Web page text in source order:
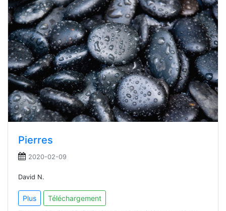
Pierres
2020-02-09
David N.
Plus Téléchargement